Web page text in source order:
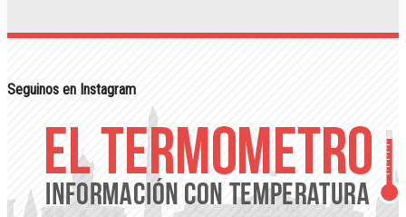
Seguinos en Instagram